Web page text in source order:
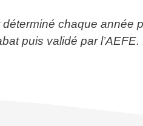
chaque année
puis validé par